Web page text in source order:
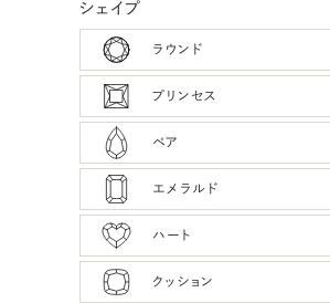
シェイプ
ラウンド
プリンセス
ペア
エメラルド
ハート
クッション